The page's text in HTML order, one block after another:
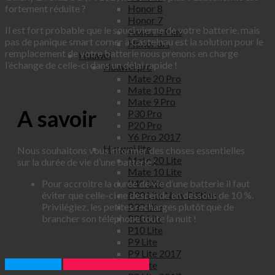
Honor 8
Honor 7
Honor 6 Plus
Honor 6A
Huawei
Huawei pro
Mate 20 Pro
Mate 10 Pro
Mate 9 Pro
P30 Pro
P20 Pro
Y6 Pro 2017
Huawei lite
Mate 20 Lite
Mate 10 Lite
P40 Lite
P30 Lite New Edition
P30 Lite
P20 Lite
P10 Lite
P9 Lite
P9 Lite 2017
P8 Lite
fortement réduite ?
Il est fort probable que le souci vienne de votre batterie, mais
pas de panique smart corner à Castelnau est la solution pour le
remplacement de votre batterie nous prenons en charge
l’échange de celle-ci dans un délai rapide !
A savoir
Nous souhaitons vous informer des choses essentielles
sur la durée de vie d’une batterie :
Pour accroitre la durée de vie d’une batterie il faut
éviter que celle-ci ne descende en dessous de 10 %.
Privilégiez, les petites recharges plutôt que de
brancher son téléphone toute la nuit !